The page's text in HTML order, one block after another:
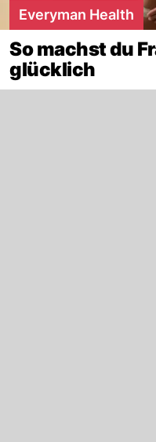
Everyman Health
So machst du
glücklich